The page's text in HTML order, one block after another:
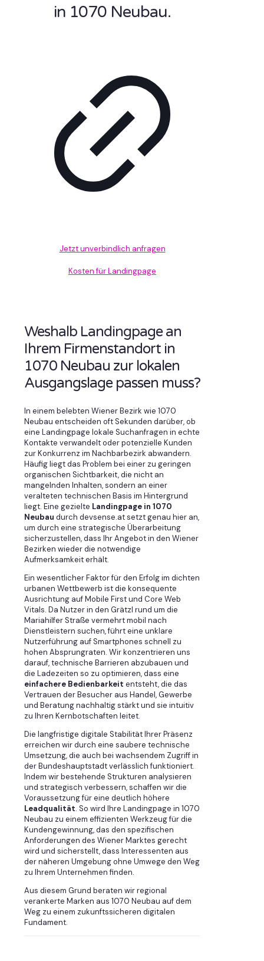
in 1070 Neubau.
Jetzt unverbindlich anfragen
Kosten für Landingpage
Weshalb Landingpage an
Ihrem Firmenstandort in
1070 Neubau zur lokalen
Ausgangslage passen muss?
In einem belebten Wiener Bezirk wie 1070
Neubau entscheiden oft Sekunden darüber, ob
eine Landingpage lokale Suchanfragen in echte
Kontakte verwandelt oder potenzielle Kunden
zur Konkurrenz im Nachbarbezirk abwandern.
Häufig liegt das Problem bei einer zu geringen
organischen Sichtbarkeit, die nicht an
mangelnden Inhalten, sondern an einer
veralteten technischen Basis im Hintergrund
liegt. Eine gezielte Landingpage in 1070
Neubau durch devsense.at setzt genau hier an,
um durch eine strategische Überarbeitung
sicherzustellen, dass Ihr Angebot in den Wiener
Bezirken wieder die notwendige
Aufmerksamkeit erhält.
Ein wesentlicher Faktor für den Erfolg im dichten
urbanen Wettbewerb ist die konsequente
Ausrichtung auf Mobile First und Core Web
Vitals. Da Nutzer in den Grätzl rund um die
Mariahilfer Straße vermehrt mobil nach
Dienstleistern suchen, führt eine unklare
Nutzerführung auf Smartphones schnell zu
hohen Absprungraten. Wir konzentrieren uns
darauf, technische Barrieren abzubauen und
die Ladezeiten so zu optimieren, dass eine
einfachere Bedienbarkeit entsteht, die das
Vertrauen der Besucher aus Handel, Gewerbe
und Beratung nachhaltig stärkt und sie intuitiv
zu Ihren Kernbotschaften leitet.
Die langfristige digitale Stabilität Ihrer Präsenz
erreichen wir durch eine saubere technische
Umsetzung, die auch bei wachsendem Zugriff in
der Bundeshauptstadt verlässlich funktioniert.
Indem wir bestehende Strukturen analysieren
und strategisch verbessern, schaffen wir die
Voraussetzung für eine deutlich höhere
Leadqualität. So wird Ihre Landingpage in 1070
Neubau zu einem effizienten Werkzeug für die
Kundengewinnung, das den spezifischen
Anforderungen des Wiener Marktes gerecht
wird und sicherstellt, dass Interessenten aus
der näheren Umgebung ohne Umwege den Weg
zu Ihrem Unternehmen finden.
Aus diesem Grund beraten wir regional
verankerte Marken aus 1070 Neubau auf dem
Weg zu einem zukunftssicheren digitalen
Fundament.